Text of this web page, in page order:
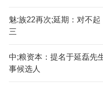
魅:族22再次;延期：对不
三
中;粮资本：提名于延磊先
事候选人